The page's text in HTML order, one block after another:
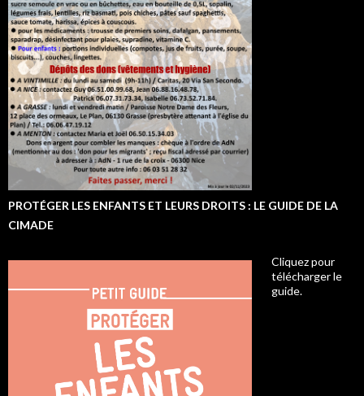
PROTÉGER LES ENFANTS ET LEURS DROITS : LE GUIDE DE LA
CIMADE
Cliquez pour
télécharger le
guide.